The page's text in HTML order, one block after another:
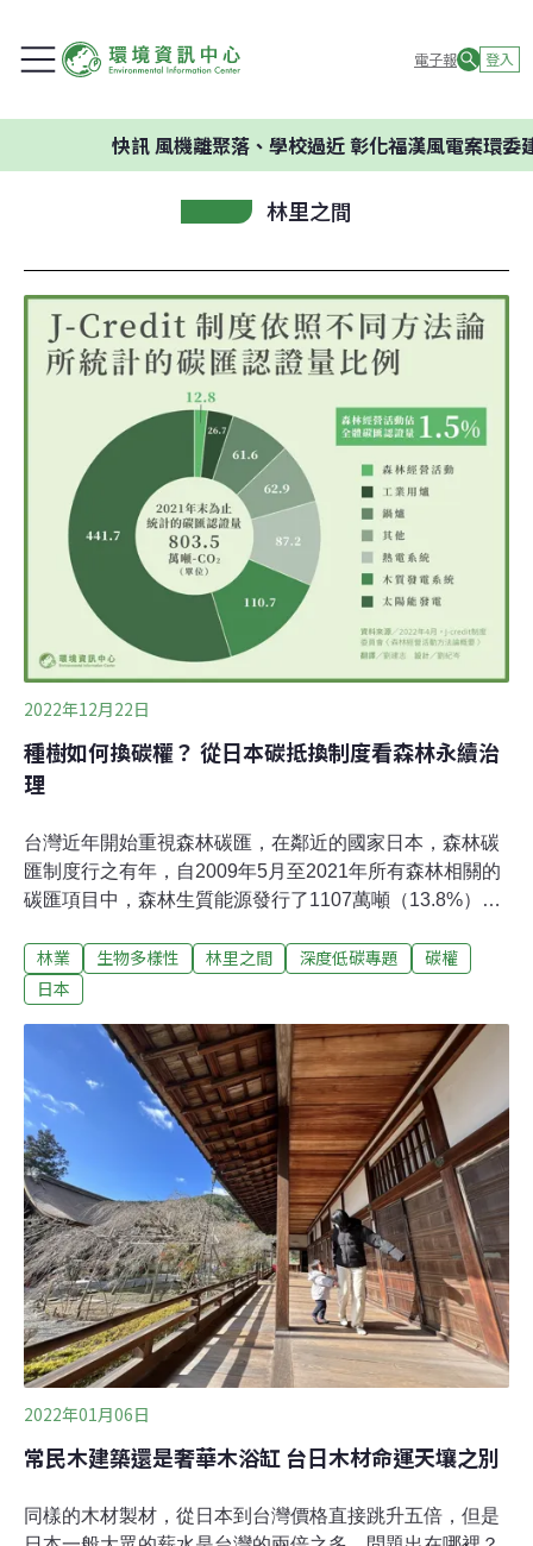
電子報 登入
風機離聚落、學校過近 彰化福漢風電案環委建議不應
林里之間
2022年12月22日
種樹如何換碳權？ 從日本碳抵換制度看森林永續治
理
台灣近年開始重視森林碳匯，在鄰近的國家日本，森林碳
匯制度行之有年，自2009年5月至2021年所有森林相關的
碳匯項目中，森林生質能源發行了1107萬噸（13.8%），
匯驗證量。以森林碳匯為例，本文著重介紹日本碳權認證
制度的演變，如何自「J-VER」（J-ver Verified Emission
疏伐管理 初始的森林碳匯政策在J-credit規範中，有「森林
經營活動」與「植林活動」兩種森林碳匯方式。以「植林
活動」申請森林碳匯的案例非常少，其原因不只是須改變
土地利用方式，在原本不是森林的土地上植樹成林，實務
經驗上取得土地的困難度也非常高，去（2021）年紀錄顯
示，日本森林碳匯申請案件中，有51件都是「森林經營活
動」，「植林活動」掛零。強調森林疏伐管理的「森林經
營活
林業 生物多樣性 林里之間 深度低碳專題
碳權
日本
2022年01月06日
常民木建築還是奢華木浴缸 台日木材命運天壤之別
同樣的木材製材，從日本到台灣價格直接跳升五倍，但是